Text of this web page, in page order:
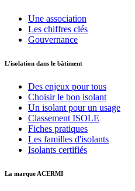
Une association
Les chiffres clés
Gouvernance
L'isolation dans le bâtiment
Des enjeux pour tous
Choisir le bon isolant
Un isolant pour un usage
Classement ISOLE
Fiches pratiques
Les familles d'isolants
Isolants certifiés
La marque ACERMI